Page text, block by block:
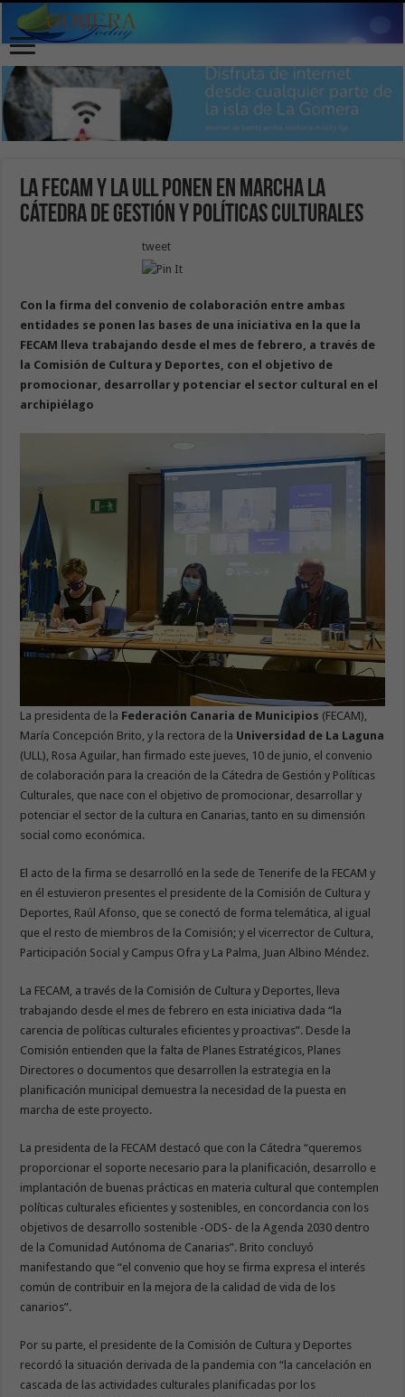
La FECAM y la ULL ponen en marcha la
Cátedra de Gestión y Políticas Culturales
tweet
Con la firma del convenio de colaboración entre ambas
entidades se ponen las bases de una iniciativa en la que la
FECAM lleva trabajando desde el mes de febrero, a través de
la Comisión de Cultura y Deportes, con el objetivo de
promocionar, desarrollar y potenciar el sector cultural en el
archipiélago
La presidenta de la Federación Canaria de Municipios (FECAM),
María Concepción Brito, y la rectora de la Universidad de La Laguna
(ULL), Rosa Aguilar, han firmado este jueves, 10 de junio, el convenio
de colaboración para la creación de la Cátedra de Gestión y Políticas
Culturales, que nace con el objetivo de promocionar, desarrollar y
potenciar el sector de la cultura en Canarias, tanto en su dimensión
social como económica.
El acto de la firma se desarrolló en la sede de Tenerife de la FECAM y
en él estuvieron presentes el presidente de la Comisión de Cultura y
Deportes, Raúl Afonso, que se conectó de forma telemática, al igual
que el resto de miembros de la Comisión; y el vicerrector de Cultura,
Participación Social y Campus Ofra y La Palma, Juan Albino Méndez.
La FECAM, a través de la Comisión de Cultura y Deportes, lleva
trabajando desde el mes de febrero en esta iniciativa dada “la
carencia de políticas culturales eficientes y proactivas”. Desde la
Comisión entienden que la falta de Planes Estratégicos, Planes
Directores o documentos que desarrollen la estrategia en la
planificación municipal demuestra la necesidad de la puesta en
marcha de este proyecto.
La presidenta de la FECAM destacó que con la Cátedra “queremos
proporcionar el soporte necesario para la planificación, desarrollo e
implantación de buenas prácticas en materia cultural que contemplen
políticas culturales eficientes y sostenibles, en concordancia con los
objetivos de desarrollo sostenible -ODS- de la Agenda 2030 dentro
de la Comunidad Autónoma de Canarias”. Brito concluyó
manifestando que “el convenio que hoy se firma expresa el interés
común de contribuir en la mejora de la calidad de vida de los
canarios”.
Por su parte, el presidente de la Comisión de Cultura y Deportes
recordó la situación derivada de la pandemia con “la cancelación en
cascada de las actividades culturales planificadas por los